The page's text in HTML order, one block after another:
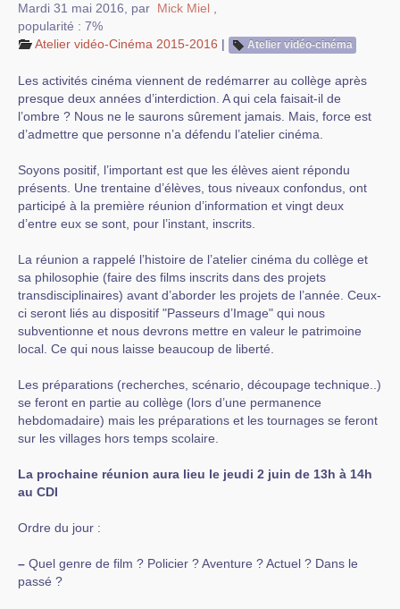
Mardi 31 mai 2016 par Mick Miel
popularité : 7%
Atelier vidéo-Cinéma 2015-2016 | Atelier vidéo-cinéma
Les activités cinéma viennent de redémarrer au collège après
presque deux années d’interdiction. A qui cela faisait-il de
l’ombre ? Nous ne le saurons sûrement jamais. Mais, force est
d’admettre que personne n’a défendu l’atelier cinéma.
Soyons positif, l’important est que les élèves aient répondu
présents. Une trentaine d’élèves, tous niveaux confondus, ont
participé à la première réunion d’information et vingt deux
d’entre eux se sont, pour l’instant, inscrits.
La réunion a rappelé l’histoire de l’atelier cinéma du collège et
sa philosophie (faire des films inscrits dans des projets
transdisciplinaires) avant d’aborder les projets de l’année. Ceux-
ci seront liés au dispositif "Passeurs d’Image" qui nous
subventionne et nous devrons mettre en valeur le patrimoine
local. Ce qui nous laisse beaucoup de liberté.
Les préparations (recherches, scénario, découpage technique..)
se feront en partie au collège (lors d’une permanence
hebdomadaire) mais les préparations et les tournages se feront
sur les villages hors temps scolaire.
La prochaine réunion aura lieu le jeudi 2 juin de 13h à 14h
au CDI
Ordre du jour :
– Quel genre de film ? Policier ? Aventure ? Actuel ? Dans le
passé ?